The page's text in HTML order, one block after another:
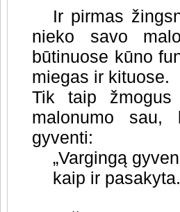
Ir pirmas
nieko savo
būtinuose kūno
miegas ir kituose.
Tik taip
malonumo sau,
gyventi:
„Vargingą
kaip ir pasakyta.